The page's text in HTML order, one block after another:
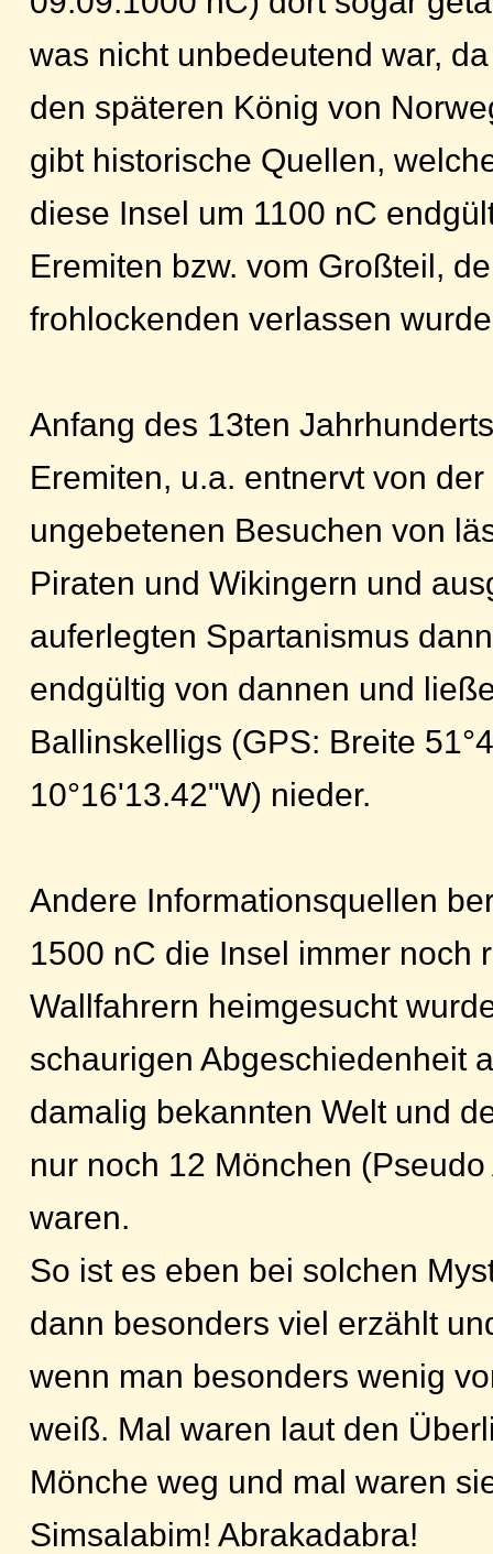
was nicht unbedeutend war,
den späteren König von
gibt historische Quellen,
diese Insel um 1100 nC
Eremiten bzw. vom Großteil,
frohlockenden verlassen
Anfang des 13ten
Eremiten, u.a. entnervt von
ungebetenen Besuchen von
Piraten und Wikingern und
auferlegten Spartanismus
endgültig von dannen und
Ballinskelligs (GPS: Breite
10°16'13.42"W) nieder.
Andere Informationsquellen
1500 nC die Insel immer noch
Wallfahrern heimgesucht
schaurigen Abgeschiedenheit
damalig bekannten Welt und
nur noch 12 Mönchen
waren.
So ist es eben bei solchen
dann besonders viel erzählt
wenn man besonders wenig
weiß. Mal waren laut den
Mönche weg und mal waren
Simsalabim! Abrakadabra!